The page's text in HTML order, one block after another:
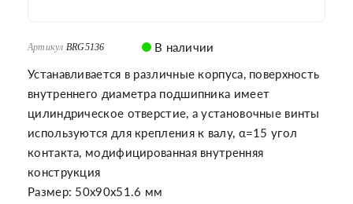
Артикул BRG5136
В наличии
Устанавливается в различные корпуса, поверхность
внутреннего диаметра подшипника имеет
цилиндрическое отверстие, а установочные винты
используются для крепления к валу, α=15 угол
контакта, модифицированная внутренняя
конструкция
Размер: 50x90x51.6 мм